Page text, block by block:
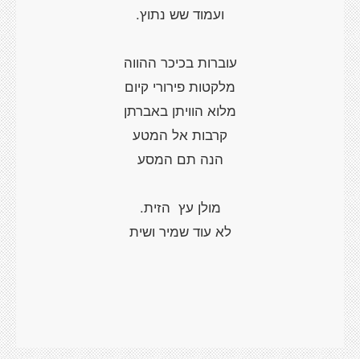
ועמוד שש נתוץ.
עוברות בכיכר ההווה
מלקטות פירורי קיום
מלוא הוויתן באברתן
קרבות אל המטע
הנה תם המסע
מולן עץ הזית.
לא עוד שמיר ושית